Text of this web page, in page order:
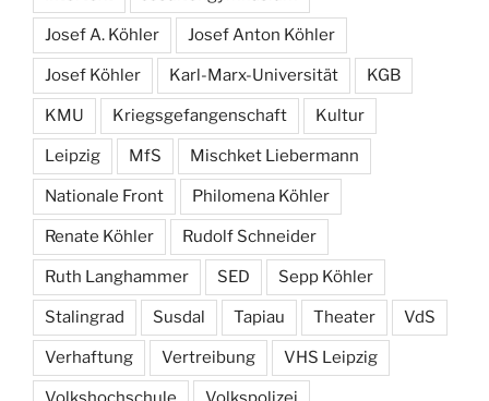
Josef A. Köhler Josef Anton Köhler
Josef Köhler Karl-Marx-Universität KGB
KMU Kriegsgefangenschaft Kultur
Leipzig MfS Mischket Liebermann
Nationale Front Philomena Köhler
Renate Köhler Rudolf Schneider
Ruth Langhammer SED Sepp Köhler
Stalingrad Susdal Tapiau Theater VdS
Verhaftung Vertreibung VHS Leipzig